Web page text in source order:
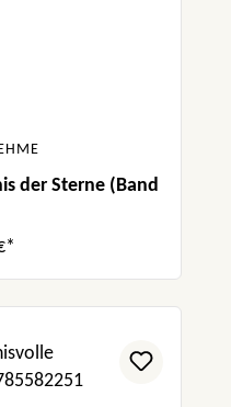
der Sterne (Band